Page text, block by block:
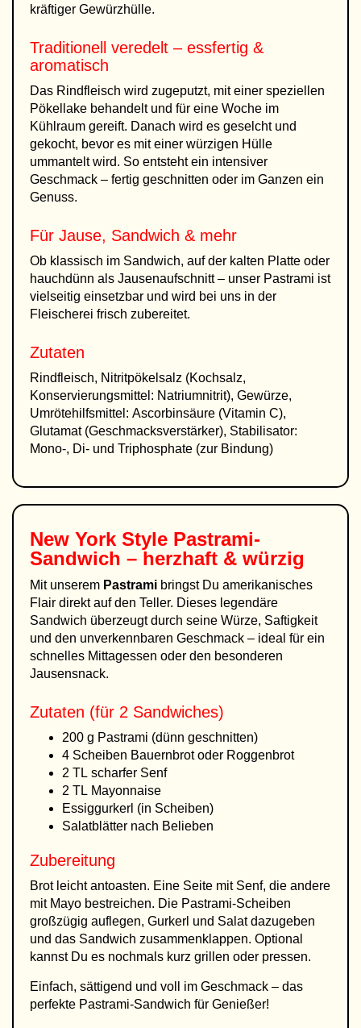
kräftiger Gewürzhülle.
Traditionell veredelt – essfertig &
aromatisch
Das Rindfleisch wird zugeputzt, mit einer speziellen
Pökellake behandelt und für eine Woche im
Kühlraum gereift. Danach wird es geselcht und
gekocht, bevor es mit einer würzigen Hülle
ummantelt wird. So entsteht ein intensiver
Geschmack – fertig geschnitten oder im Ganzen ein
Genuss.
Für Jause, Sandwich & mehr
Ob klassisch im Sandwich, auf der kalten Platte oder
hauchdünn als Jausenaufschnitt – unser Pastrami ist
vielseitig einsetzbar und wird bei uns in der
Fleischerei frisch zubereitet.
Zutaten
Rindfleisch, Nitritpökelsalz (Kochsalz,
Konservierungsmittel: Natriumnitrit), Gewürze,
Umrötehilfsmittel: Ascorbinsäure (Vitamin C),
Glutamat (Geschmacksverstärker), Stabilisator:
Mono-, Di- und Triphosphate (zur Bindung)
New York Style Pastrami-
Sandwich – herzhaft & würzig
Mit unserem Pastrami bringst Du amerikanisches
Flair direkt auf den Teller. Dieses legendäre
Sandwich überzeugt durch seine Würze, Saftigkeit
und den unverkennbaren Geschmack – ideal für ein
schnelles Mittagessen oder den besonderen
Jausensnack.
Zutaten (für 2 Sandwiches)
200 g Pastrami (dünn geschnitten)
4 Scheiben Bauernbrot oder Roggenbrot
2 TL scharfer Senf
2 TL Mayonnaise
Essiggurkerl (in Scheiben)
Salatblätter nach Belieben
Zubereitung
Brot leicht antoasten. Eine Seite mit Senf, die andere
mit Mayo bestreichen. Die Pastrami-Scheiben
großzügig auflegen, Gurkerl und Salat dazugeben
und das Sandwich zusammenklappen. Optional
kannst Du es nochmals kurz grillen oder pressen.
Einfach, sättigend und voll im Geschmack – das
perfekte Pastrami-Sandwich für Genießer!